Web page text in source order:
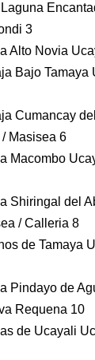
3
Alto Novia
Bajo Tamaya
Cumancay
Masisea 6
Macombo
Shiringal del
/ Calleria 8
de Tamaya
Pindayo de
Requena 10
de Ucayali